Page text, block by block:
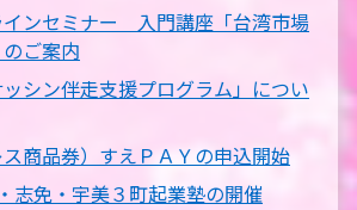
ンセミナー 入門講座「台湾市場
ご案内
ッシン伴走支援プログラム」につい
ス商品券）すえＰＡＹの申込開始
志免・宇美３町起業塾の開催